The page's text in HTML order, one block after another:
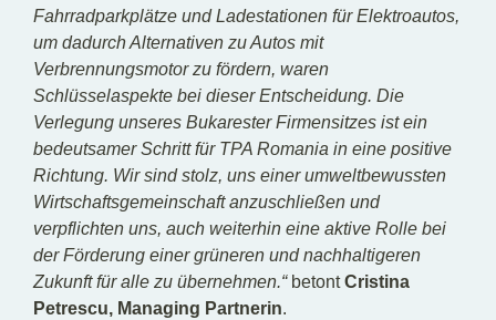
Fahrradparkplätze und Ladestationen für Elektroautos,
um dadurch Alternativen zu Autos mit
Verbrennungsmotor zu fördern, waren
Schlüsselaspekte bei dieser Entscheidung. Die
Verlegung unseres Bukarester Firmensitzes ist ein
bedeutsamer Schritt für TPA Romania in eine positive
Richtung. Wir sind stolz, uns einer umweltbewussten
Wirtschaftsgemeinschaft anzuschließen und
verpflichten uns, auch weiterhin eine aktive Rolle bei
der Förderung einer grüneren und nachhaltigeren
Zukunft für alle zu übernehmen.“ betontCristina
Petrescu, Managing Partnerin.